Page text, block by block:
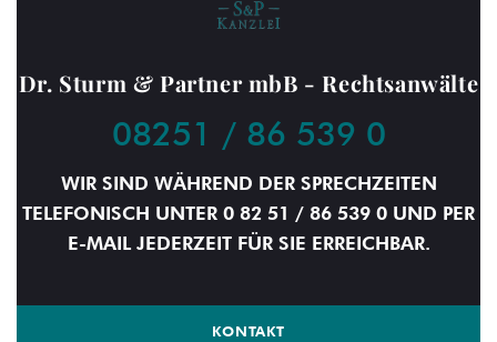
Dr. Sturm & Partner mbB - Rechtsanwälte
08251 / 86 539 0
WIR SIND WÄHREND DER SPRECHZEITEN
TELEFONISCH UNTER 0 82 51 / 86 539 0 UND PER
E-MAIL JEDERZEIT FÜR SIE ERREICHBAR.
KONTAKT